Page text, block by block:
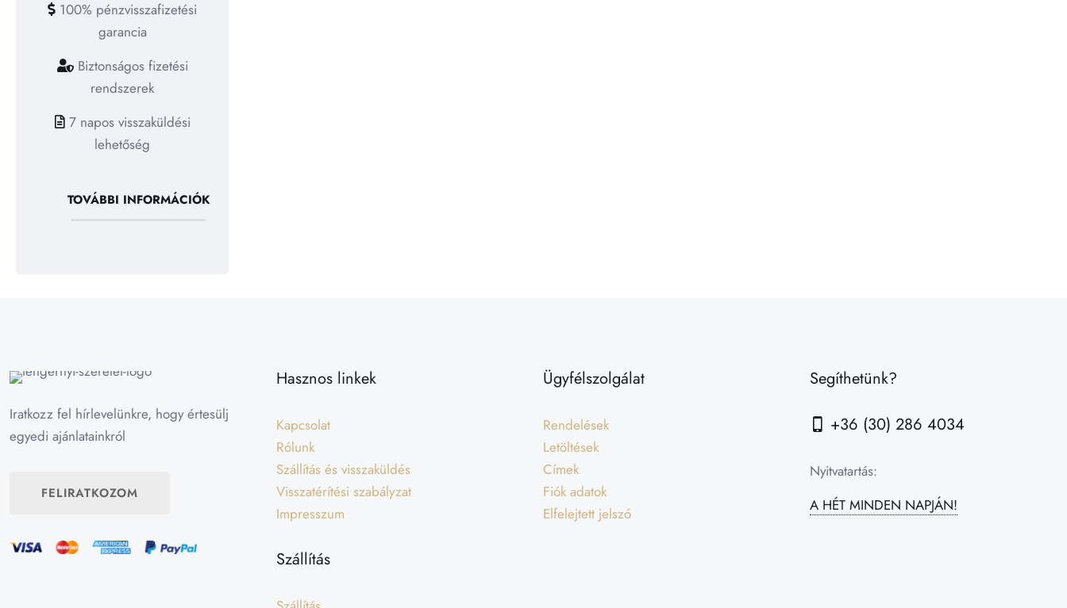
100% pénzvisszafizetési
garancia
Biztonságos fizetési
rendszerek
7 napos visszaküldési
lehetőség
TOVÁBBI INFORMÁCIÓK
Iratkozz fel hírlevelünkre, hogy értesülj
egyedi ajánlatainkról
FELIRATKOZOM
Hasznos linkek
Kapcsolat
Rólunk
Szállítás és visszaküldés
Visszatérítési szabályzat
Impresszum
Szállítás
Ügyfélszolgálat
Rendelések
Letöltések
Címek
Fiók adatok
Elfelejtett jelszó
Segíthetünk?
+36 (30) 286 4034
Nyitvatartás:
A HÉT MINDEN NAPJÁN!